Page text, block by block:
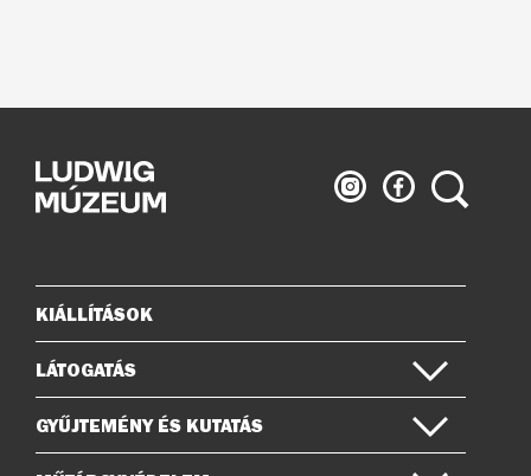
Ludwig
Múzeum
Ludwig
Múzeum
Keresés
Oldaltérkép
KIÁLLÍTÁSOK
LÁTOGATÁS
GYŰJTEMÉNY ÉS KUTATÁS